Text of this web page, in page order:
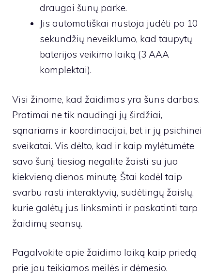
draugai šunų parke.
Jis automatiškai nustoja judėti po 10
sekundžių neveiklumo, kad taupytų
baterijos veikimo laiką (3 AAA
komplektai).
Visi žinome, kad žaidimas yra šuns darbas.
Pratimai ne tik naudingi jų širdžiai,
sąnariams ir koordinacijai, bet ir jų psichinei
sveikatai. Vis dėlto, kad ir kaip mylėtumėte
savo šunį, tiesiog negalite žaisti su juo
kiekvieną dienos minutę. Štai kodėl taip
svarbu rasti interaktyvių, sudėtingų žaislų,
kurie galėtų jus linksminti ir paskatinti tarp
žaidimų seansų.
Pagalvokite apie žaidimo laiką kaip priedą
prie jau teikiamos meilės ir dėmesio.